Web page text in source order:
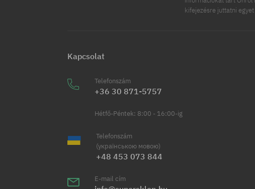
kifejezésre juttatni
Kapcsolat
Telefonszám
+36 30 871-5757
Hétfő-Péntek: 8:00 - 16:00-ig
Telefonszám
(українською мовою)
+48 453 073 844
E-mail cím